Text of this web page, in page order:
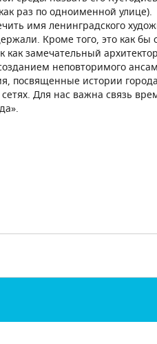
раз по одноименной улице).
имя ленинградского
Кроме того, это как бы
как замечательный
неповторимого
посвященные истории
Для нас важна связь